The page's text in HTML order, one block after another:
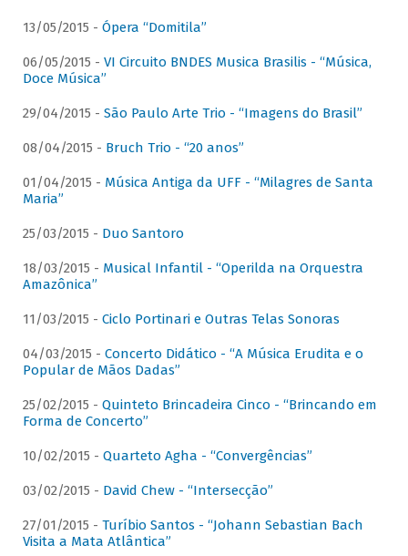
13/05/2015 - Ópera “Domitila”
06/05/2015 - VI Circuito BNDES Musica Brasilis - “Música,
Doce Música”
29/04/2015 - São Paulo Arte Trio - “Imagens do Brasil”
08/04/2015 - Bruch Trio - “20 anos”
01/04/2015 - Música Antiga da UFF - “Milagres de Santa
Maria”
25/03/2015 - Duo Santoro
18/03/2015 - Musical Infantil - “Operilda na Orquestra
Amazônica”
11/03/2015 - Ciclo Portinari e Outras Telas Sonoras
04/03/2015 - Concerto Didático - “A Música Erudita e o
Popular de Mãos Dadas”
25/02/2015 - Quinteto Brincadeira Cinco - “Brincando em
Forma de Concerto”
10/02/2015 - Quarteto Agha - “Convergências”
03/02/2015 - David Chew - “Intersecção”
27/01/2015 - Turíbio Santos - “Johann Sebastian Bach
Visita a Mata Atlântica”